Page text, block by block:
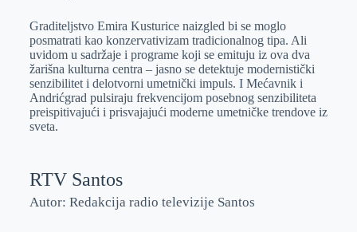
Graditeljstvo Emira Kusturice naizgled bi se moglo
posmatrati kao konzervativizam tradicionalnog tipa. Ali
uvidom u sadržaje i programe koji se emituju iz ova dva
žarišna kulturna centra – jasno se detektuje modernistički
senzibilitet i delotvorni umetnički impuls. I Mećavnik i
Andrićgrad pulsiraju frekvencijom posebnog senzibiliteta
preispitivajući i prisvajajući moderne umetničke trendove iz
sveta.
RTV Santos
Autor: Redakcija radio televizije Santos